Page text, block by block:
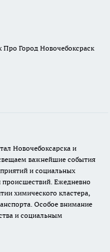
Про Город Новочебоксраск
Новочебоксарска и
важнейшие события
и социальных
происшествий. Ежедневно
химического кластера,
Особое внимание
и социальным